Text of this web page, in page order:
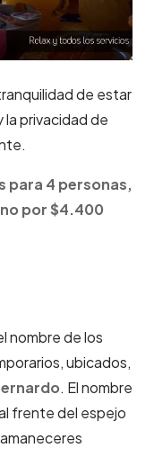
de estar
la privacidad de
para 4 personas,
por $4.400
nombre de los
ubicados,
. El nombre
frente del espejo